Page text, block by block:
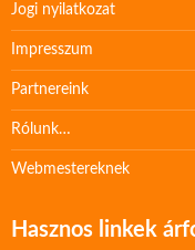
Jogi nyilatkozat
Impresszum
Partnereink
Rólunk…
Webmestereknek
Hasznos linkek